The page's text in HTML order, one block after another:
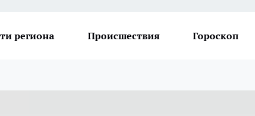
региона Происшествия Гороскоп